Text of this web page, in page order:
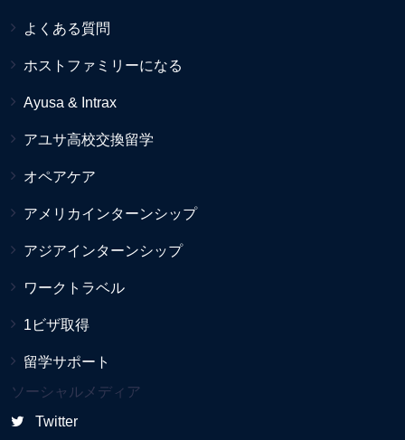
よくある質問
ホストファミリーになる
Ayusa & Intrax
アユサ高校交換留学
オペアケア
アメリカインターンシップ
アジアインターンシップ
ワークトラベル
1ビザ取得
留学サポート
ソーシャルメディア
Twitter